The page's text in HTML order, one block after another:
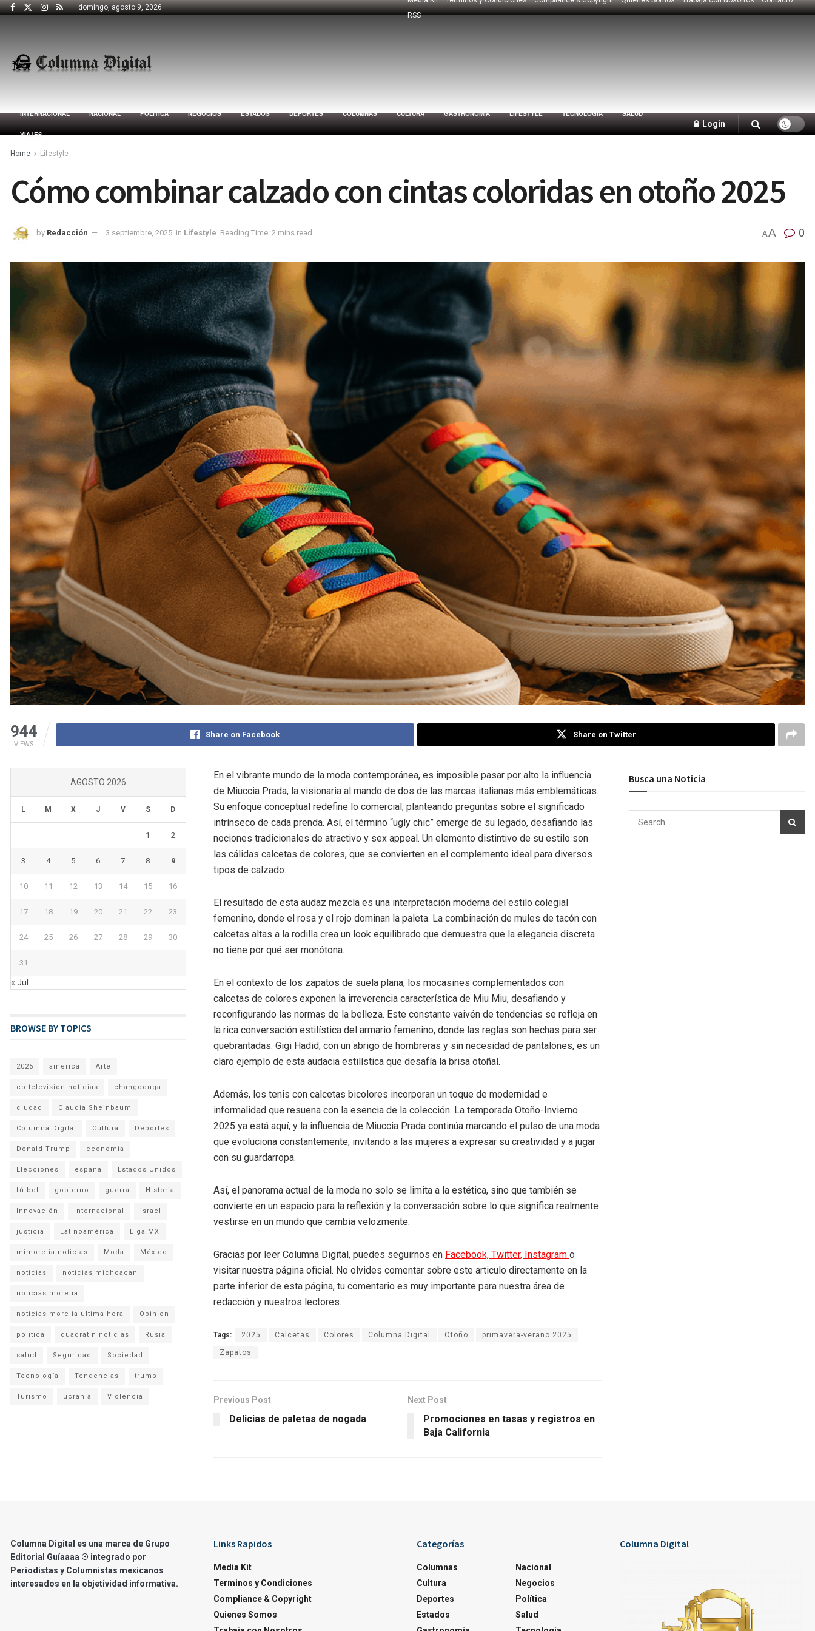
domingo, agosto 9, 2026
RSS
INTERNACIONAL NACIONAL POLÍTICA NEGOCIOS ESTADOS DEPORTES COLUMNAS CULTURA GASTRONOMÍA LIFESTYLE TECNOLOGÍA SALUD
VIAJES
Login
Home Lifestyle
Cómo combinar calzado con cintas coloridas en otoño 2025
by Redacción 3 septiembre, 2025 in Lifestyle Reading Time: 2 mins read AA 0
944
VIEWS
Share on Facebook Share on Twitter
En el vibrante mundo de la moda contemporánea, es imposible pasar por alto la influencia
de Miuccia Prada, la visionaria al mando de dos de las marcas italianas más emblemáticas.
Su enfoque conceptual redefine lo comercial, planteando preguntas sobre el significado
intrínseco de cada prenda. Así, el término “ugly chic” emerge de su legado, desafiando las
nociones tradicionales de atractivo y sex appeal. Un elemento distintivo de su estilo son
las cálidas calcetas de colores, que se convierten en el complemento ideal para diversos
tipos de calzado.
El resultado de esta audaz mezcla es una interpretación moderna del estilo colegial
femenino, donde el rosa y el rojo dominan la paleta. La combinación de mules de tacón con
calcetas altas a la rodilla crea un look equilibrado que demuestra que la elegancia discreta
no tiene por qué ser monótona.
En el contexto de los zapatos de suela plana, los mocasines complementados con
calcetas de colores exponen la irreverencia característica de Miu Miu, desafiando y
reconfigurando las normas de la belleza. Este constante vaivén de tendencias se refleja en
la rica conversación estilística del armario femenino, donde las reglas son hechas para ser
quebrantadas. Gigi Hadid, con un abrigo de hombreras y sin necesidad de pantalones, es un
claro ejemplo de esta audacia estilística que desafía la brisa otoñal.
Además, los tenis con calcetas bicolores incorporan un toque de modernidad e
informalidad que resuena con la esencia de la colección. La temporada Otoño-Invierno
2025 ya está aquí, y la influencia de Miuccia Prada continúa marcando el pulso de una moda
que evoluciona constantemente, invitando a las mujeres a expresar su creatividad y a jugar
con su guardarropa.
Así, el panorama actual de la moda no solo se limita a la estética, sino que también se
convierte en un espacio para la reflexión y la conversación sobre lo que significa realmente
vestirse en un mundo que cambia velozmente.
Gracias por leer Columna Digital, puedes seguirnos en Facebook, Twitter, Instagram o
visitar nuestra página oficial. No olvides comentar sobre este articulo directamente en la
parte inferior de esta página, tu comentario es muy importante para nuestra área de
redacción y nuestros lectores.
Tags: 2025 Calcetas Colores Columna Digital Otoño primavera-verano 2025
Zapatos
Previous Post
Delicias de paletas de nogada
Next Post
Promociones en tasas y registros en
Baja California
AGOSTO 2026
L M X J V S D
1 2
3 4 5 6 7 8 9
10 11 12 13 14 15 16
17 18 19 20 21 22 23
24 25 26 27 28 29 30
31
« Jul
BROWSE BY TOPICS
2025 america Arte
cb television noticias changoonga
ciudad Claudia Sheinbaum
Columna Digital Cultura Deportes
Donald Trump economia
Elecciones españa Estados Unidos
fútbol gobierno guerra Historia
Innovación Internacional israel
justicia Latinoamérica Liga MX
mimorelia noticias Moda México
noticias noticias michoacan
noticias morelia
noticias morelia ultima hora Opinion
politica quadratin noticias Rusia
salud Seguridad Sociedad
Tecnología Tendencias trump
Turismo ucrania Violencia
Busca una Noticia
Columna Digital es una marca de Grupo
Editorial Guíaaaa ® integrado por
Periodistas y Columnistas mexicanos
interesados en la objetividad informativa.
Links Rapidos
Media Kit
Terminos y Condiciones
Compliance & Copyright
Quienes Somos
Categorías
Columnas
Cultura
Deportes
Estados
Nacional
Negocios
Política
Salud
Columna Digital